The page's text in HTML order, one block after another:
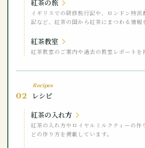
紅茶の旅
イギリスでの研修旅行記や、ロンドン特派
記など、紅茶の国から紅茶にまつわる情報
紅茶教室
紅茶教室のご案内や過去の教室レポートを
Recipes
02
レシピ
紅茶の入れ方
紅茶の入れ方やロイヤルミルクティーの作
どの作り方を掲載しています。